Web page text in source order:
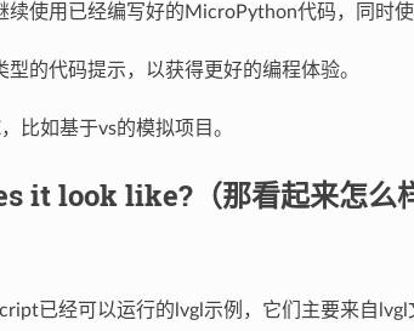
续使用已经编写好的MicroPython代码，同时
型的代码提示，以获得更好的编程体验。
比如基于vs的模拟项目。
it look like?（那看起来怎么
已经可以运行的lvgl示例，它们主要来自lvgl